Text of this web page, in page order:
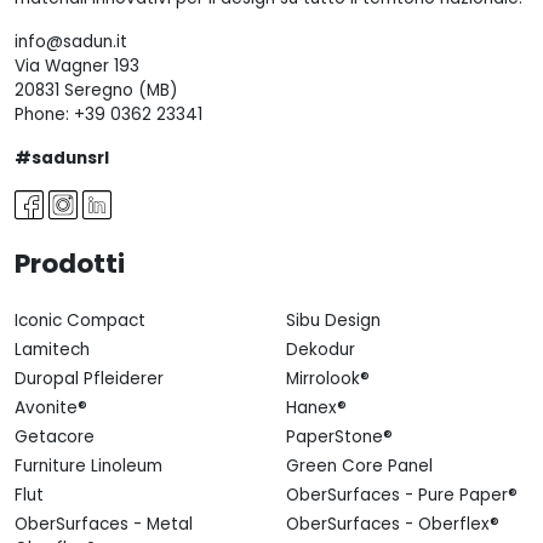
info@sadun.it
Via Wagner 193
20831 Seregno (MB)
Phone: +39 0362 23341
#sadunsrl
Prodotti
Iconic Compact
Sibu Design
Lamitech
Dekodur
Duropal Pfleiderer
Mirrolook®
Avonite®
Hanex®
Getacore
PaperStone®
Furniture Linoleum
Green Core Panel
Flut
OberSurfaces - Pure Paper®
OberSurfaces - Metal
OberSurfaces - Oberflex®